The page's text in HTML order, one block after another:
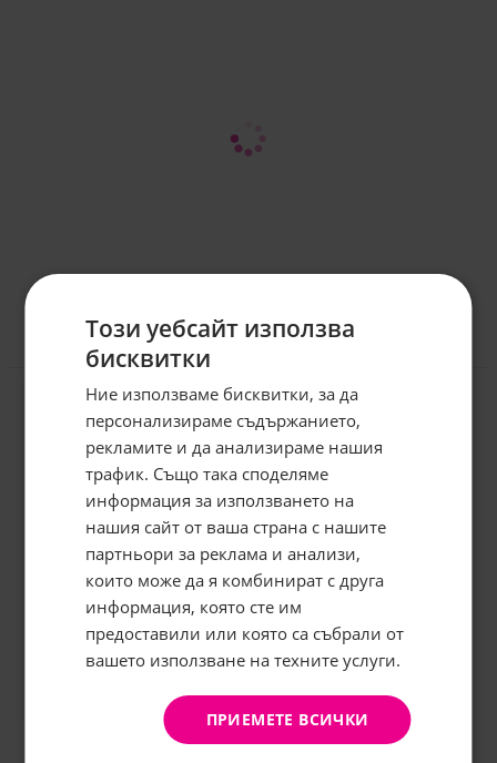
Отзиви към продукт
КОМЕНТИРАЙ
Абонирайте се за бюлетина и
грабнете-5%отстъпка!
АБОНИРАНЕ
Не, благодаря
Този уебсайт използва
бисквитки
Ние използваме бисквитки, за да
персонализираме съдържанието,
рекламите и да анализираме нашия
трафик. Също така споделяме
информация за използването на
нашия сайт от ваша страна с нашите
партньори за реклама и анализи,
които може да я комбинират с друга
информация, която сте им
предоставили или която са събрали от
вашето използване на техните услуги.
ПРИЕМЕТЕ ВСИЧКИ